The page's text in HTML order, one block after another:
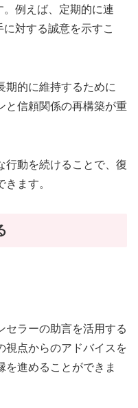
例えば、定期的に連
対する誠意を示すこ
期的に維持するために
と信頼関係の再構築が重
行動を続けることで、復
ます。
セラーの助言を活用する
視点からのアドバイスを
を進めることができま